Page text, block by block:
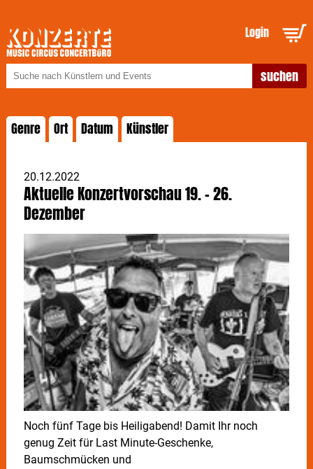
Login
Genre Ort Datum Künstler
20.12.2022
Aktuelle Konzertvorschau 19. - 26.
Dezember
Noch fünf Tage bis Heiligabend! Damit Ihr noch
genug Zeit für Last Minute-Geschenke,
Baumschmücken und